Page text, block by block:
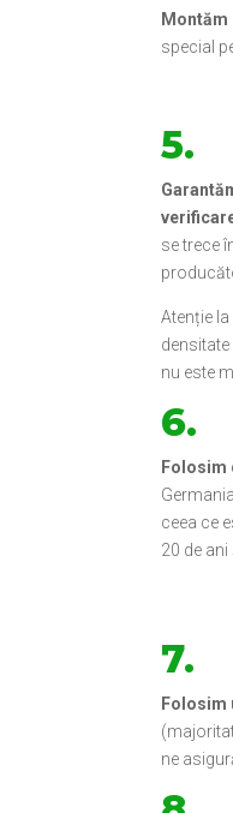
special
5.
se trece
Atenție
nu este
6.
Folosim
ceea ce
20 de
7.
Folosim
ne